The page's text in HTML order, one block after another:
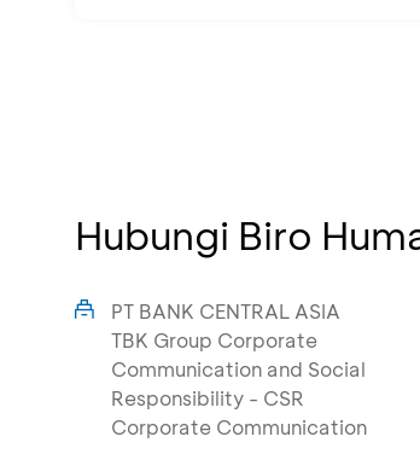
Hubungi Biro
PT BANK CENTRAL ASIA
TBK Group Corporate
Communication and Social
Responsibility - CSR
Corporate Communication